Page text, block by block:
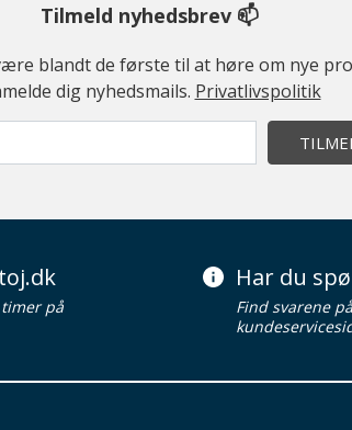
Tilmeld nyhedsbrev 📫
blandt de første til at høre om nye
dig nyhedsmails. Privatlivspolitik
på
Har du
Find svarene